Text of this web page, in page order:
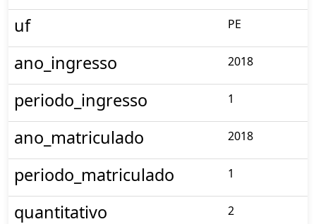
uf PE
ano_ingresso 2018
periodo_ingresso 1
ano_matriculado 2018
periodo_matriculado 1
quantitativo 2